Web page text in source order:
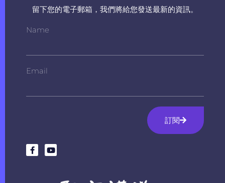
留下您的電子郵箱，我們將給您發送最新的資訊。
Name
Email
訂閱